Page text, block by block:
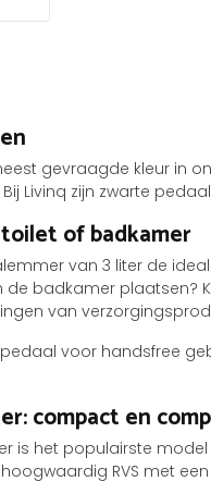
gevraagde kleur in
Livinq zijn zwarte
of badkamer
van 3 liter de
badkamer plaatsen?
van
voor handsfree
compact en
is het populairste
RVS met